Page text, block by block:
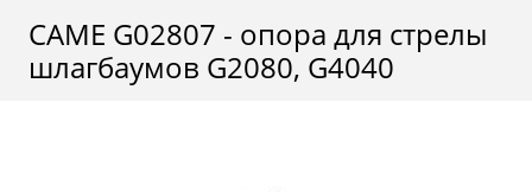
CAME G02807 - опора для стрелы
шлагбаумов G2080, G4040